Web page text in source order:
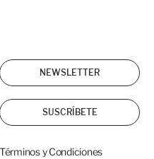
NEWSLETTER
SUSCRÍBETE
Términos y Condiciones